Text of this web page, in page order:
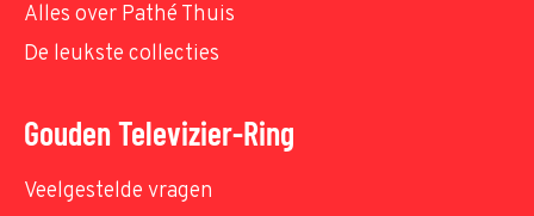
Alles over Pathé Thuis
De leukste collecties
Gouden Televizier-Ring
Veelgestelde vragen